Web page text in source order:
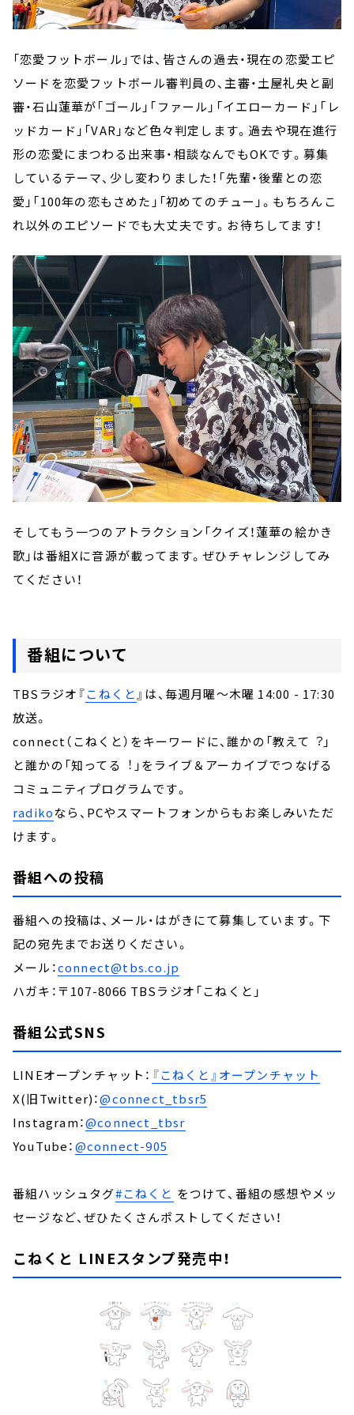
「恋愛フットボール」では、皆さんの過去・現在の恋愛エピ
ソードを恋愛フットボール審判員の、主審・土屋礼央と副
審・石山蓮華が「ゴール」「ファール」「イエローカード」「レ
ッドカード」「VAR」など色々判定します。過去や現在進行
形の恋愛にまつわる出来事・相談なんでもOKです。募集
しているテーマ、少し変わりました！「先輩・後輩との恋
愛」「100年の恋もさめた」「初めてのチュー」。もちろんこ
れ以外のエピソードでも大丈夫です。お待ちしてます！
そしてもう一つのアトラクション「クイズ！蓮華の絵かき
歌」は番組Xに音源が載ってます。ぜひチャレンジしてみ
てください！
番組について
TBSラジオ『こねくと 』は、毎週月曜～木曜 14:00 - 17:30
放送。
connect（こねくと）をキーワードに、誰かの「教えて︖」
と誰かの「知ってる︕」をライブ＆アーカイブでつなげる
コミュニティプログラムです。
radikoなら、PCやスマートフォンからもお楽しみいただ
けます。
番組への投稿
番組への投稿は、メール・はがきにて募集しています。下
記の宛先までお送りください。
メール：connect@tbs.co.jp
ハガキ：〒107-8066 TBSラジオ「こねくと」
番組公式SNS
LINEオープンチャット： 『こねくと』オープンチャット
X(旧Twitter)：@connect_tbsr5
Instagram：@connect_tbsr
YouTube：@connect-905
番組ハッシュタグ#こねくと をつけて、番組の感想やメッ
セージなど、ぜひたくさんポストしてください！
こねくと LINEスタンプ発売中！